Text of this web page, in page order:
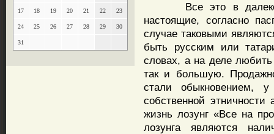
17 18 19 20 21 22 23
24 25 26 27 28 29 30
31
Все это в далеком
настоящие, согласно
случае таковыми
быть русским или
словах, а на деле
так и большую.
стали обыкновением,
собственной этничности
жизнь лозунг «Все на
лозунга являются